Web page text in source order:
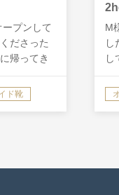
プンして
ださった
帰ってき
ションし
うちの一
ド靴
M
し
し
バ
も